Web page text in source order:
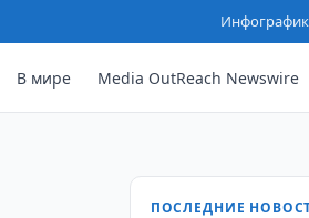
В мире Media OutReach Newswire
ПОСЛЕДНИЕ